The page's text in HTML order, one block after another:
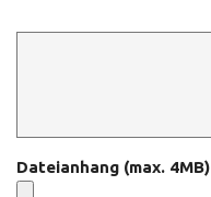
Dateianhang (max. 4MB)